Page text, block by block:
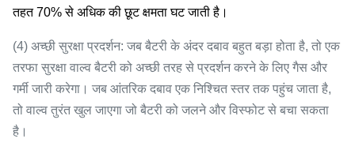
आयाम 140 × 62 × 242mm
खोल पीपी
तहत 70% से अधिक की छूट क्षमता घट जाती है।
(4) अच्छी सुरक्षा प्रदर्शन: जब बैटरी के अंदर दबाव बहुत बड़ा होता है, तो एक
तरफा सुरक्षा वाल्व बैटरी को अच्छी तरह से प्रदर्शन करने के लिए गैस और
गर्मी जारी करेगा। जब आंतरिक दबाव एक निश्चित स्तर तक पहुंच जाता है,
तो वाल्व तुरंत खुल जाएगा जो बैटरी को जलने और विस्फोट से बचा सकता
है।